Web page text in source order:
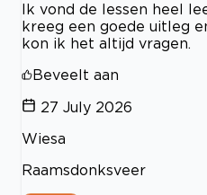
Ik vond de lessen heel
kreeg een goede uitleg
kon ik het altijd vragen.
Beveelt aan
27 July 2026
Wiesa
Raamsdonksveer